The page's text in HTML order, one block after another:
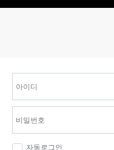
자동로그인